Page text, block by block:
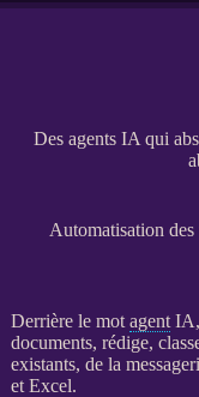
Des agents IA qui
Automatisation
Derrière le mot agent IA
documents, rédige,
existants, de la
et Excel.